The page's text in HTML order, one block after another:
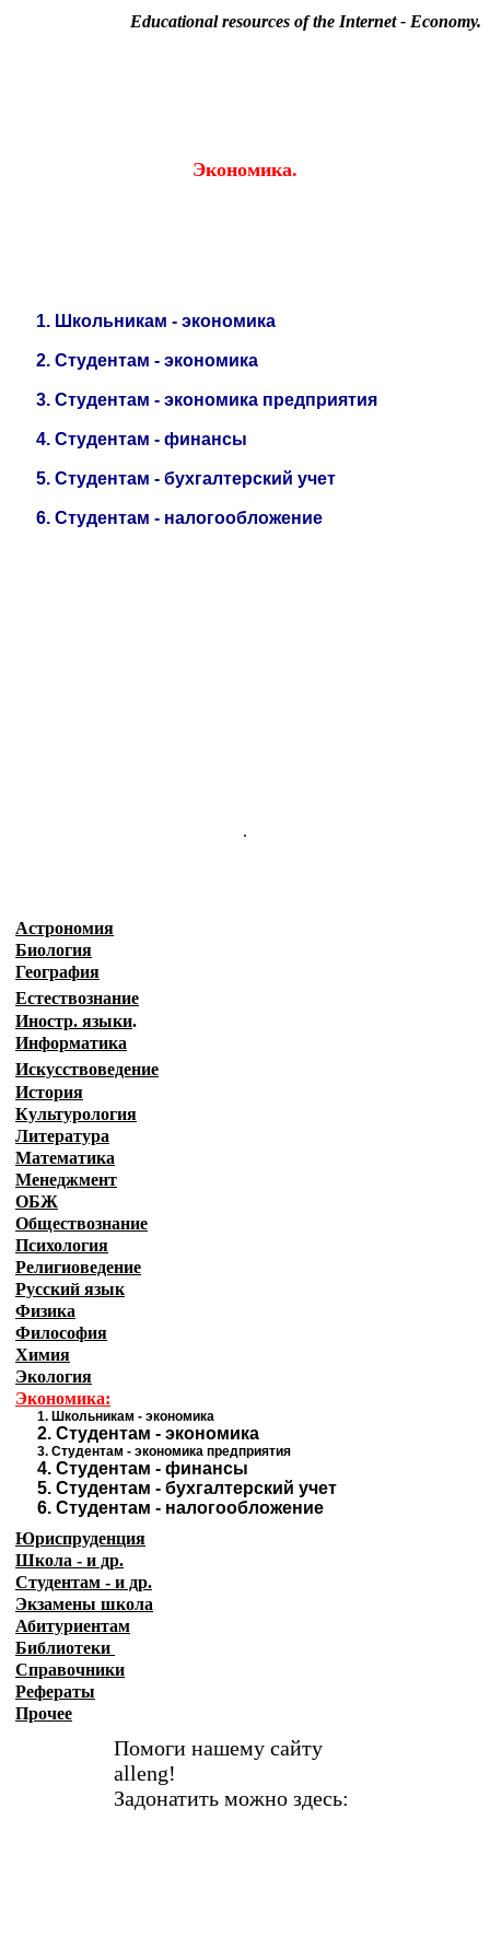
Educational resources of the Internet- Economy.
Экономика.
1. Школьникам - экономика
2. Студентам - экономика
3. Студентам - экономика предприятия
4. Студентам - финансы
5. Студентам - бухгалтерский учет
6. Студентам - налогообложение
.
Астрономия
Биология
География
Естествознание
Иностр. языки.
Информатика
Искусствоведение
История
Культурология
Литература
Математика
Менеджмент
ОБЖ
Обществознание
Психология
Религиоведение
Русский язык
Физика
Философия
Химия
Экология
Экономика:
1. Школьникам - экономика
2. Студентам - экономика
3. Студентам - экономика предприятия
4. Студентам - финансы
5. Студентам - бухгалтерский учет
6. Студентам - налогообложение
Юриспруденция
Школа - и др.
Студентам - и др.
Экзамены школа
Абитуриентам
Библиотеки
Справочники
Рефераты
Прочее
Помоги нашему сайту
alleng!
Задонатить можно здесь: